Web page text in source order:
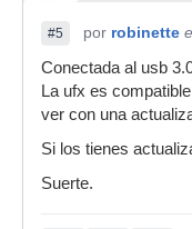
#5 por robinette
Conectada al usb
La ufx es
ver con una
Si los tienes
Suerte.